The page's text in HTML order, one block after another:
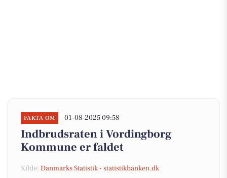
FAKTA OM 01-08-2025 09:58
Indbrudsraten i Vordingborg
Kommune er faldet
Kilde: Danmarks Statistik - statistikbanken.dk